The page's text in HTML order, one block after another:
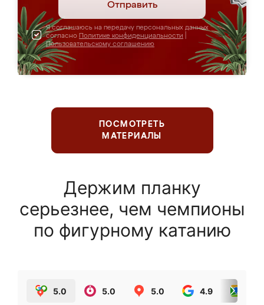
Отправить
Я соглашаюсь на передачу персональных данных
согласно Политике конфиденциальности
Пользовательскому соглашению
ПОСМОТРЕТЬ
МАТЕРИАЛЫ
Держим планку
серьезнее, чем чемпионы
по фигурному катанию
5.0 5.0 5.0 4.9